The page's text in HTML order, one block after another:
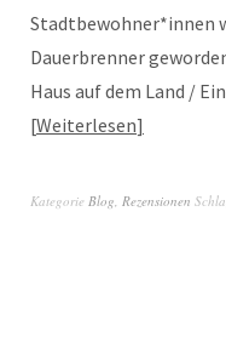
Stadtbewohner*innen
Dauerbrenner
Haus auf dem Land /
Weiterlesen
Kategorie Blog, Rezensionen